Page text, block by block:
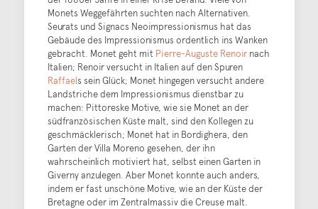
Monets Weggefährten suchten nach Alternativen.
Seurats und Signacs Neoimpressionismus hat das
Gebäude des Impressionismus ordentlich ins Wanken
gebracht. Monet geht mit Pierre-Auguste Renoirnach
Italien; Renoir versucht in Italien auf den Spuren
Raffaels sein Glück; Monet hingegen versucht andere
Landstriche dem Impressionismus dienstbar zu
machen: Pittoreske Motive, wie sie Monet an der
südfranzösischen Küste malt, sind den Kollegen zu
geschmäcklerisch; Monet hat in Bordighera, den
Garten der Villa Moreno gesehen, der ihn
wahrscheinlich motiviert hat, selbst einen Garten in
Giverny anzulegen. Aber Monet konnte auch anders,
indem er fast unschöne Motive, wie an der Küste der
Bretagne oder im Zentralmassiv die Creuse malt.